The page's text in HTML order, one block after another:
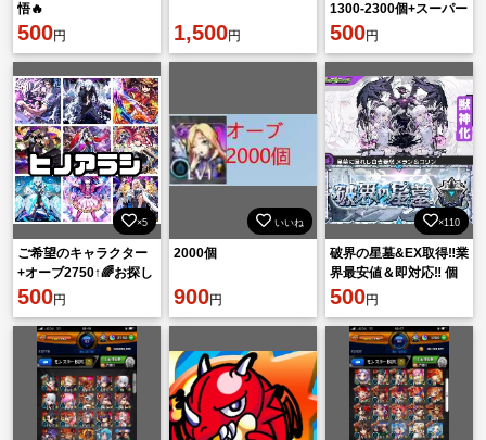
悟🔥
500円 1,500円
1300-2300個+スーパー
レア6★【10-30個】
+6★4★
500円
×5
ご希望のキャラクター
+オーブ2750↑🌈お探し
します。☆6ガチャ限
500円
いいね
2000個
900円
×110
破界の星墓&EX取得‼️業
界最安値＆即対応‼️ 個
別階層も対応可🙆‍♀️(天
500円